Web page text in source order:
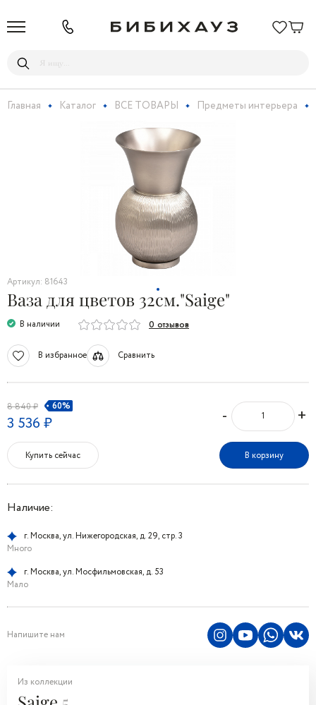
Главная Каталог ВСЕ ТОВАРЫ Предметы интерьера
Артикул: 81643
Ваза для цветов 32см."Saige"
В наличии 0 отзывов
В избранное Сравнить
8 840 ₽ 60%
3 536 ₽ - +
Купить сейчас В корзину
Наличие:
г. Москва, ул. Нижегородская, д. 29, стр. 3
Много
г. Москва, ул. Мосфильмовская, д. 53
Мало
Напишите нам
Из коллекции